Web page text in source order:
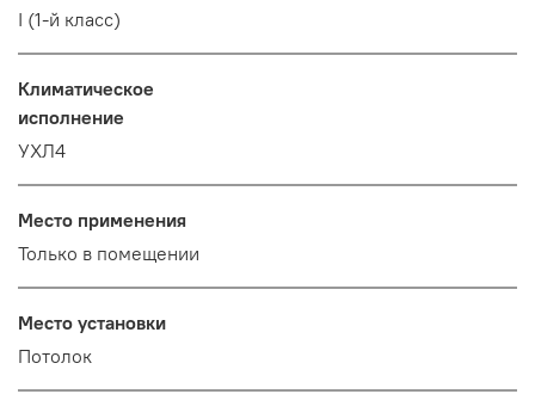
I (1-й класс)
Климатическое
исполнение
УХЛ4
Место применения
Только в помещении
Место установки
Потолок